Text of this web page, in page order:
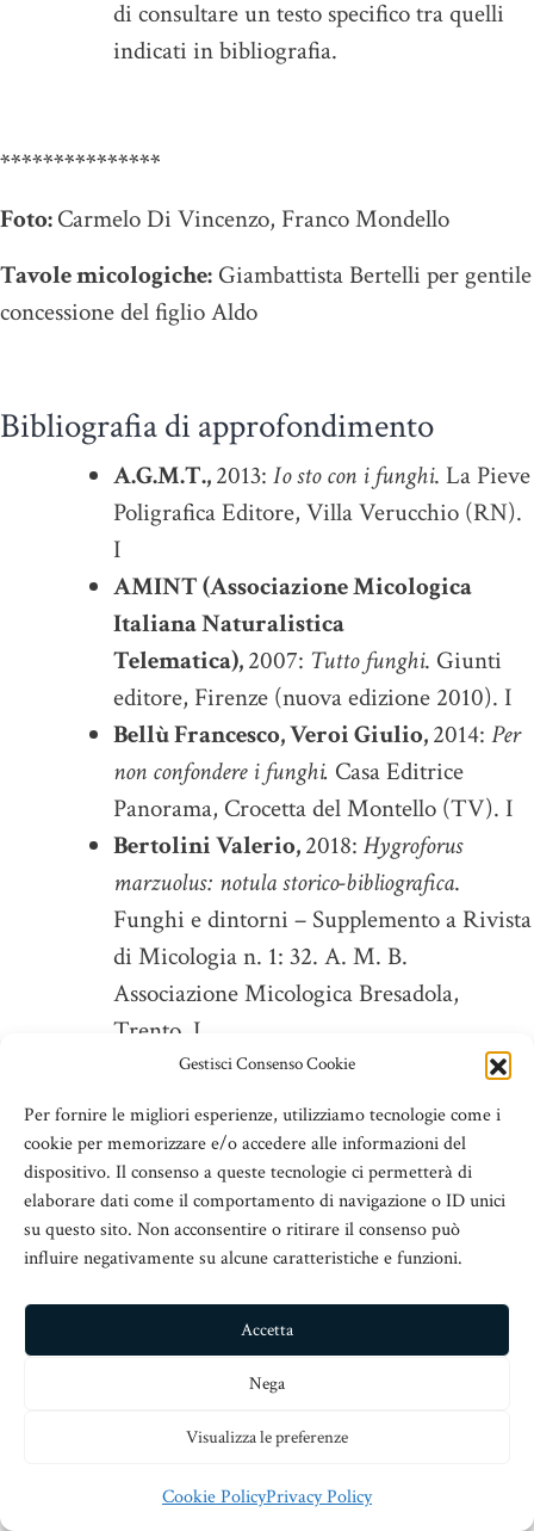
Gestisci Consenso Cookie
Per fornire le migliori esperienze, utilizziamo tecnologie come i
cookie per memorizzare e/o accedere alle informazioni del
dispositivo. Il consenso a queste tecnologie ci permetterà di
elaborare dati come il comportamento di navigazione o ID unici
su questo sito. Non acconsentire o ritirare il consenso può
influire negativamente su alcune caratteristiche e funzioni.
Accetta
Nega
Visualizza le preferenze
Cookie PolicyPrivacy Policy
di consultare un testo specifico tra quelli
indicati in bibliografia.
***************
Foto:Carmelo Di Vincenzo, Franco Mondello
Tavole micologiche: Giambattista Bertelli per gentile
concessione del figlio Aldo
Bibliografia di approfondimento
A.G.M.T.,2013: Io sto con i funghi. La Pieve
Poligrafica Editore, Villa Verucchio (RN).
I
AMINT (Associazione Micologica
Italiana Naturalistica
Telematica),2007: Tutto funghi. Giunti
editore, Firenze (nuova edizione 2010). I
Bellù Francesco, Veroi Giulio,2014: Per
non confondere i funghi. Casa Editrice
Panorama, Crocetta del Montello (TV). I
Bertolini Valerio,2018: Hygroforus
marzuolus: notula storico-bibliografica.
Funghi e dintorni – Supplemento a Rivista
di Micologia n. 1: 32. A. M. B.
Associazione Micologica Bresadola,
Trento. I
Bianchi Marco,2018:Hygrophorus
marzuolus. Passione Funghi e Tartufi, n.
80: 20—29. Erredi Grafiche Editoriali,
Genova. I
Boccardo Fabrizio, Traverso Mido,
Vizzini Alfredo, Zotti
2013) Zanichelli, Bologna. I
Bonazzi Ulderico,2003:Dizionario dei
nomi volgari e dialettali dei funghi in Italia e
nel Canton Ticino.A.M.B. Fondazione
Campo Emanuele,2015:Hygrophorus,